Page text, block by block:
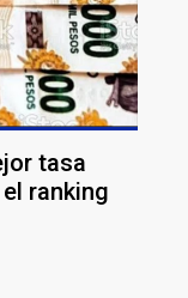
tasa
ranking